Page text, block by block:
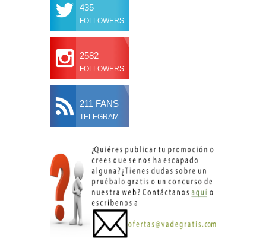
435
FOLLOWERS
2582
FOLLOWERS
211 FANS
TELEGRAM